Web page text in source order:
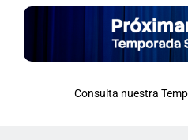
Consulta nuestra